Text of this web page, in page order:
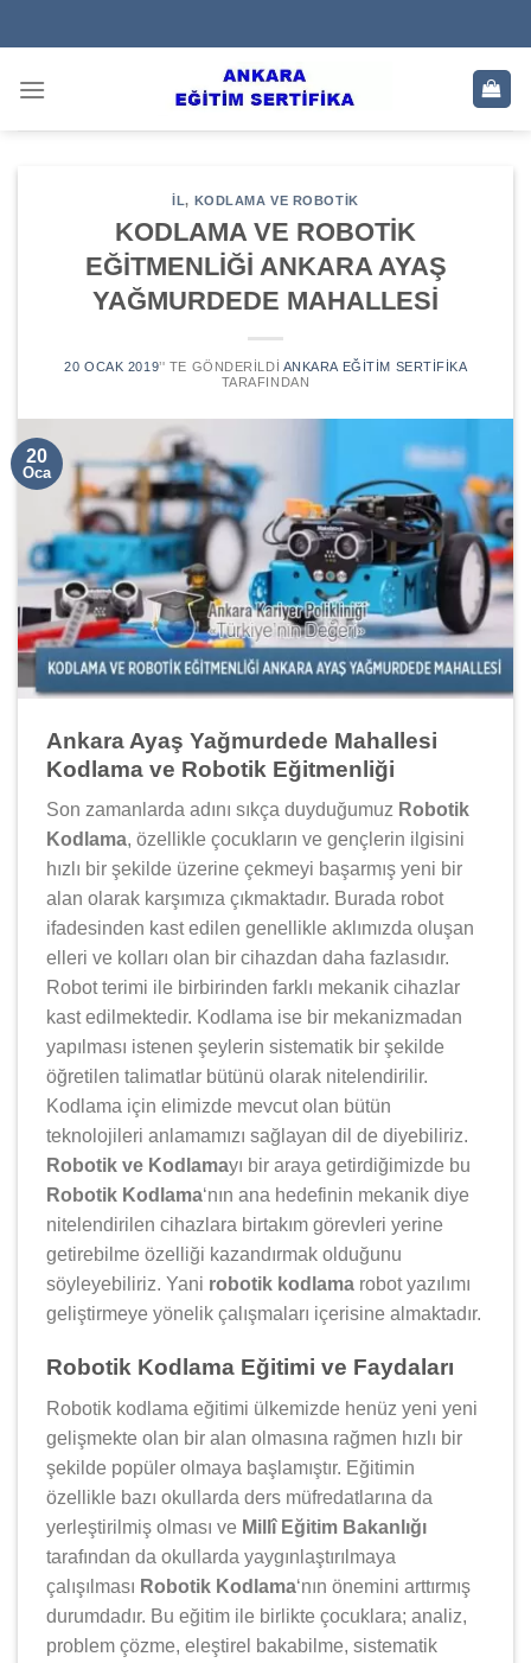
to
IL, KODLAMA VE ROBOTIK
KODLAMA VE ROBOTİK
EĞİTMENLİĞİ ANKARA AYAŞ
YAĞMURDEDE MAHALLESİ
20 OCAK 2019’' TE GÖNDERILDI ANKARA EĞITIM SERTIFIKA
TARAFINDAN
20
Oca
Ankara Ayaş Yağmurdede Mahallesi
Kodlama ve Robotik Eğitmenliği
Son zamanlarda adını sıkça duyduğumuz Robotik
Kodlama, özellikle çocukların ve gençlerin ilgisini
hızlı bir şekilde üzerine çekmeyi başarmış yeni bir
alan olarak karşımıza çıkmaktadır. Burada robot
ifadesinden kast edilen genellikle aklımızda oluşan
elleri ve kolları olan bir cihazdan daha fazlasıdır.
Robot terimi ile birbirinden farklı mekanik cihazlar
kast edilmektedir. Kodlama ise bir mekanizmadan
yapılması istenen şeylerin sistematik bir şekilde
öğretilen talimatlar bütünü olarak nitelendirilir.
Kodlama için elimizde mevcut olan bütün
teknolojileri anlamamızı sağlayan dil de diyebiliriz.
Robotik ve Kodlamayı bir araya getirdiğimizde bu
Robotik Kodlama‘nın ana hedefinin mekanik diye
nitelendirilen cihazlara birtakım görevleri yerine
getirebilme özelliği kazandırmak olduğunu
söyleyebiliriz. Yani robotik kodlama robot yazılımı
geliştirmeye yönelik çalışmaları içerisine almaktadır.
Robotik Kodlama Eğitimi ve Faydaları
Robotik kodlama eğitimi ülkemizde henüz yeni yeni
gelişmekte olan bir alan olmasına rağmen hızlı bir
şekilde popüler olmaya başlamıştır. Eğitimin
özellikle bazı okullarda ders müfredatlarına da
yerleştirilmiş olması ve Millî Eğitim Bakanlığı
tarafından da okullarda yaygınlaştırılmaya
çalışılması Robotik Kodlama‘nın önemini arttırmış
durumdadır. Bu eğitim ile birlikte çocuklara; analiz,
problem çözme, eleştirel bakabilme, sistematik